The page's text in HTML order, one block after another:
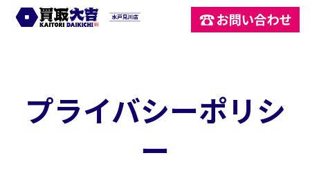
買取大吉 水戸見
プライバシーポリシ
ー